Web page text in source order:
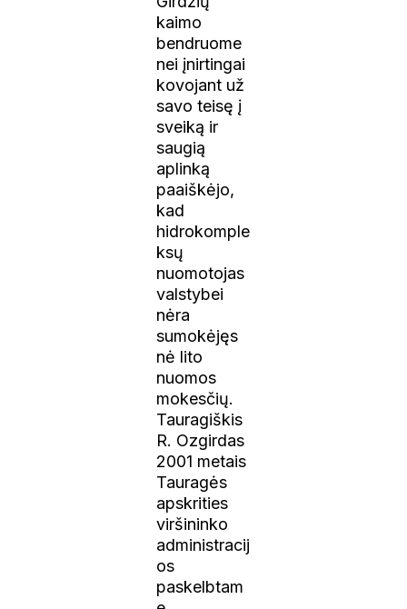
kaimo
bendruome
nei įnirtingai
kovojant už
savo teisę į
sveiką ir
saugią
aplinką
paaiškėjo,
kad
hidrokomple
ksų
nuomotojas
valstybei
nėra
sumokėjęs
nė lito
nuomos
mokesčių.
Tauragiškis
R. Ozgirdas
2001 metais
Tauragės
apskrities
viršininko
administracij
os
paskelbtam